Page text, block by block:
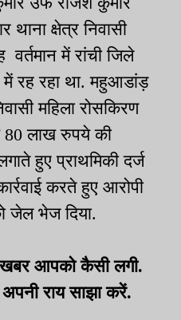
क्षेत्र निवासी
में रांची जिले
में रह रहा था. महुआडांड़
महिला रोसकिरण
लाख रुपये की
हुए प्राथमिकी दर्ज
करते हुए आरोपी
जेल भेज दिया.
आपको कैसी लगी.
राय साझा करें.